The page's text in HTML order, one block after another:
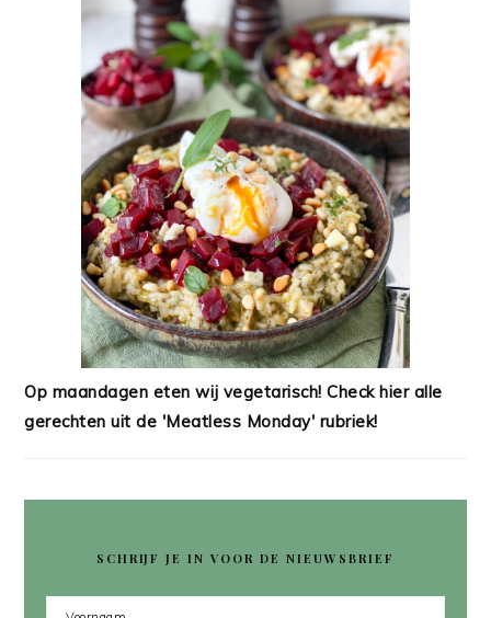
Op maandagen eten wij vegetarisch! Check hier alle
gerechten uit de 'Meatless Monday' rubriek!
SCHRIJF JE IN VOOR DE NIEUWSBRIEF